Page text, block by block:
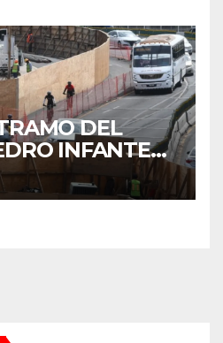
DEL
INFANTE
OBRAS
A